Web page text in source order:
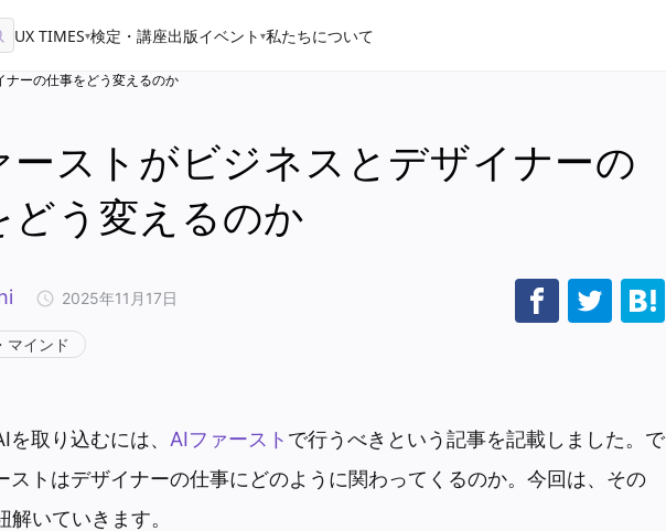
UX TIMES▾検定・講座出版イベント ▾私たちについて
ナーの仕事をどう変えるのか
ーストがビジネスとデザイナーの
どう変えるのか
2025年11月17日
マインド
を取り込むには、 AIファースト で行うべきという記事を記載しました。で
ストはデザイナーの仕事にどのように関わってくるのか。今回は、その
解いていきます。